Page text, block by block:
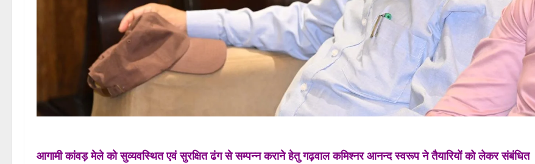
आगामी कांवड़ मेले को सुव्यवस्थित एवं सुरक्षित ढंग से सम्पन्न कराने हेतु गढ़वाल कमिश्नर आनन्द स्वरूप ने तैयारियों को लेकर संबंधित